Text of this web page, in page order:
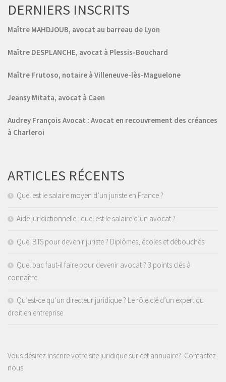
DERNIERS INSCRITS
Maître MAHDJOUB, avocat au barreau de Lyon
Maître DESPLANCHE, avocat à Plessis-Bouchard
Maître Frutoso, notaire à Villeneuve-lès-Maguelone
Jeansy Mitata, avocat à Caen
Audrey François Avocat : Avocat en recouvrement des créances
à Charleroi
ARTICLES RÉCENTS
Quel est le salaire moyen d’un juriste en France ?
Aide juridictionnelle : quel est le salaire d’un avocat ?
Quel BTS pour devenir juriste ? Diplômes, écoles et débouchés
Quel bac faut-il faire pour devenir avocat ? 3 points clés à
connaître
Qu’est-ce qu’un directeur juridique ? Le rôle clé d’un expert du
droit en entreprise
Vous désirez inscrire votre site juridique sur cet annuaire? Contactez-
nous